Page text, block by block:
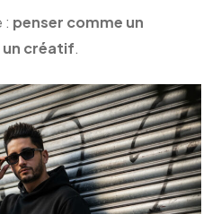
: penser comme un
créatif.